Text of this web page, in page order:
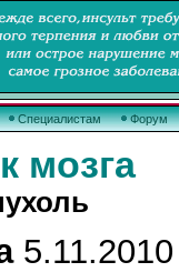
Специалистам Форум
мозга